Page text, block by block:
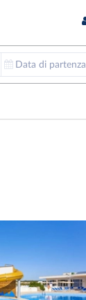
Data di partenza